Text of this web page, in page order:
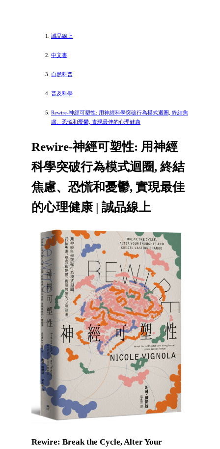
誠品線上
中文書
自然科普
普及科學
Rewire-神經可塑性: 用神經科學突破行為模式迴圈, 終結焦
慮、恐慌和憂鬱, 實現最佳的心理健康
Rewire-神經可塑性: 用神經
科學突破行為模式迴圈, 終結
焦慮、恐慌和憂鬱, 實現最佳
的心理健康 | 誠品線上
Rewire: Break the Cycle, Alter Your